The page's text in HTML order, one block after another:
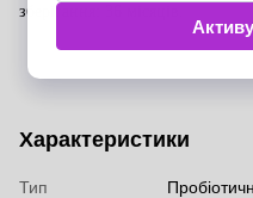
зберігання: 36 місяців.
Характеристики
Тип